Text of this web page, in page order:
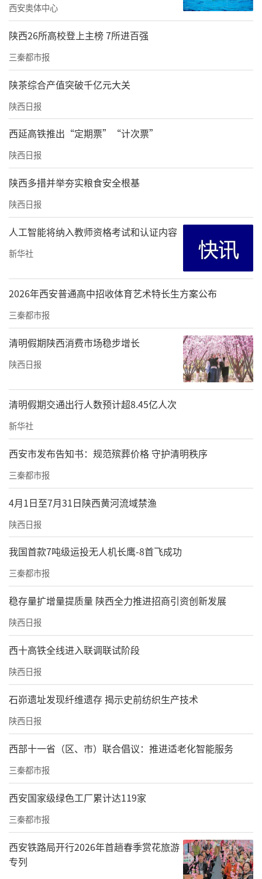
西安奥体中心
陕西26所高校登上主榜 7所进百强
三秦都市报
陕茶综合产值突破千亿元大关
陕西日报
西延高铁推出“定期票”“计次票”
陕西日报
陕西多措并举夯实粮食安全根基
陕西日报
人工智能将纳入教师资格考试和认证内容
新华社
2026年西安普通高中招收体育艺术特长生方案公布
三秦都市报
清明假期陕西消费市场稳步增长
陕西日报
清明假期交通出行人数预计超8.45亿人次
新华社
西安市发布告知书：规范殡葬价格 守护清明秩序
三秦都市报
4月1日至7月31日陕西黄河流域禁渔
陕西日报
我国首款7吨级运投无人机长鹰-8首飞成功
三秦都市报
稳存量扩增量提质量 陕西全力推进招商引资创新发展
陕西日报
西十高铁全线进入联调联试阶段
陕西日报
石峁遗址发现纤维遗存 揭示史前纺织生产技术
陕西日报
西部十一省（区、市）联合倡议：推进适老化智能服务
三秦都市报
西安国家级绿色工厂累计达119家
三秦都市报
西安铁路局开行2026年首趟春季赏花旅游
专列